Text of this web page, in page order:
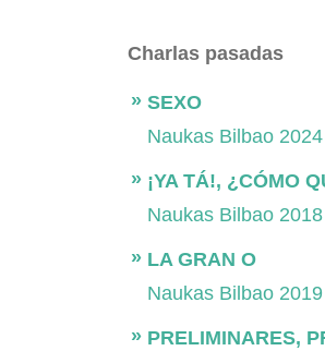
Charlas pasadas
SEXO
Naukas Bilbao 2024
¡YA TÁ!, ¿CÓMO
Naukas Bilbao 2018
LA GRAN O
Naukas Bilbao 2019
PRELIMINARES,